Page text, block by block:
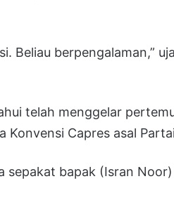
Beliau berpengalaman,”
telah menggelar
Konvensi Capres asal
sepakat bapak (Isran